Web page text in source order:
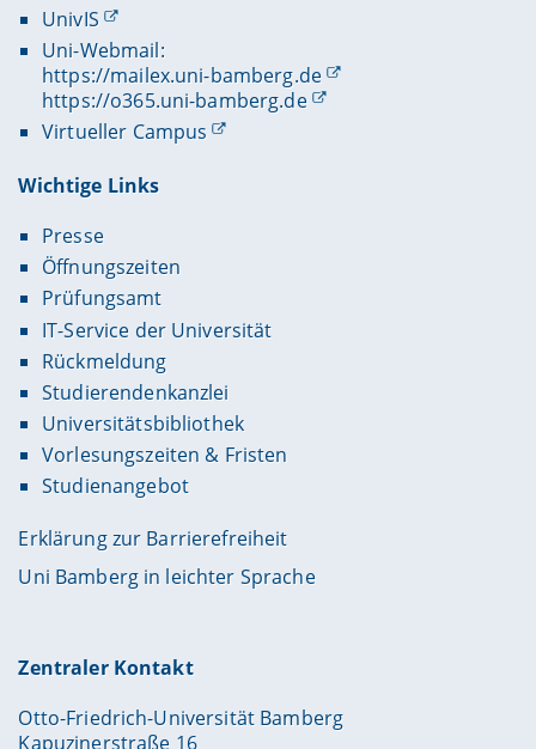
UnivIS
Uni-Webmail:
https://mailex.uni-bamberg.de
https://o365.uni-bamberg.de
Virtueller Campus
Wichtige Links
Presse
Öffnungszeiten
Prüfungsamt
IT-Service der Universität
Rückmeldung
Studierendenkanzlei
Universitätsbibliothek
Vorlesungszeiten & Fristen
Studienangebot
Erklärung zur Barrierefreiheit
Uni Bamberg in leichter Sprache
Zentraler Kontakt
Otto-Friedrich-Universität Bamberg
Kapuzinerstraße 16